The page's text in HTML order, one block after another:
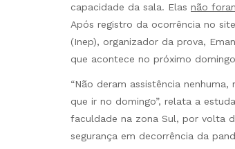
capacidade da sala. Elas não
Após registro da ocorrência no
(Inep), organizador da prova,
que acontece no próximo
“Não deram assistência
que ir no domingo”, relata a
faculdade na zona Sul, por volta
segurança em decorrência da